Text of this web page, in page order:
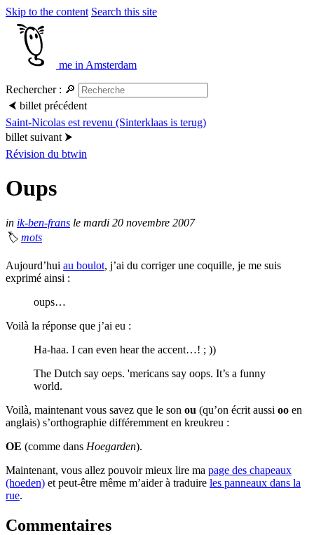
Skip to the content Search this site
me in Amsterdam
Rechercher : 🔎
⮜ billet précédent
Saint-Nicolas est revenu (Sinterklaas is terug)
billet suivant ⮞
Révision du btwin
Oups
in ik-ben-frans le mardi 20 novembre 2007
🏷 mots
Aujourd’hui au boulot, j’ai du corriger une coquille, je me suis
exprimé ainsi :
oups…
Voilà la réponse que j’ai eu :
Ha-haa. I can even hear the accent…! ; ))
The Dutch say oeps. 'mericans say oops. It’s a funny
world.
Voilà, maintenant vous savez que le son ou (qu’on écrit aussi oo en
anglais) s’orthographie différemment en kreukreu :
OE (comme dans Hoegarden).
Maintenant, vous allez pouvoir mieux lire ma page des chapeaux
(hoeden) et peut-être même m’aider à traduire les panneaux dans la
rue.
Commentaires